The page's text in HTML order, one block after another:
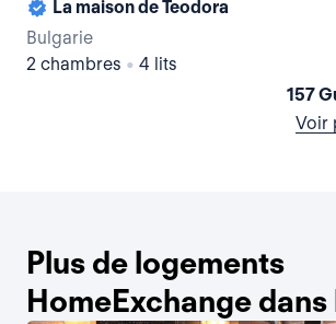
La maison de Teodora
Bulgarie
2 chambres • 4 lits
157
Voir
Plus de logements
HomeExchange